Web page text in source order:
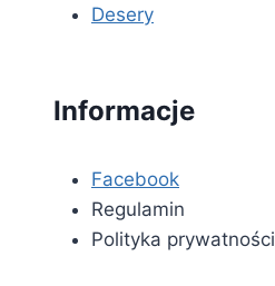
Desery
Informacje
Facebook
Regulamin
Polityka prywatności